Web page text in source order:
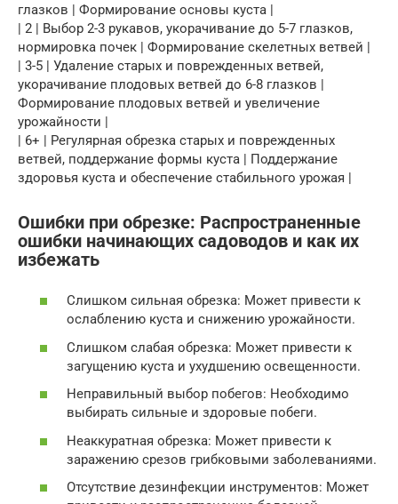
глазков | Формирование основы куста |
| 2 | Выбор 2-3 рукавов, укорачивание до 5-7 глазков,
нормировка почек | Формирование скелетных ветвей |
| 3-5 | Удаление старых и поврежденных ветвей,
укорачивание плодовых ветвей до 6-8 глазков |
Формирование плодовых ветвей и увеличение
урожайности |
| 6+ | Регулярная обрезка старых и поврежденных
ветвей, поддержание формы куста | Поддержание
здоровья куста и обеспечение стабильного урожая |
Ошибки при обрезке: Распространенные
ошибки начинающих садоводов и как их
избежать
Слишком сильная обрезка: Может привести к
ослаблению куста и снижению урожайности.
Слишком слабая обрезка: Может привести к
загущению куста и ухудшению освещенности.
Неправильный выбор побегов: Необходимо
выбирать сильные и здоровые побеги.
Неаккуратная обрезка: Может привести к
заражению срезов грибковыми заболеваниями.
Отсутствие дезинфекции инструментов: Может